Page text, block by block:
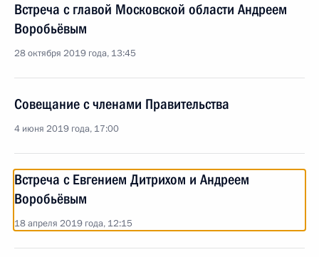
Встреча с главой Московской области Андреем
Воробьёвым
28 октября 2019 года, 13:45
Совещание с членами Правительства
4 июня 2019 года, 17:00
Встреча с Евгением Дитрихом и Андреем
Воробьёвым
18 апреля 2019 года, 12:15